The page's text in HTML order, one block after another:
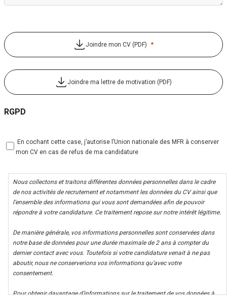
Joindre mon CV (PDF) *
Joindre ma lettre de motivation (PDF)
RGPD
 En cochant cette case, j’autorise l’Union nationale des MFR à conserver
mon CV en cas de refus de ma candidature
Nous collectons et traitons différentes données personnelles dans le cadre
de nos activités de recrutement et notamment les données du CV ainsi que
l’ensemble des informations qui vous sont demandées afin de pouvoir
répondre à votre candidature. Ce traitement repose sur notre intérêt légitime.
De manière générale, vos informations personnelles sont conservées dans
notre base de données pour une durée maximale de 2 ans à compter du
dernier contact avec vous. Toutefois si votre candidature venait à ne pas
aboutir, nous ne conserverions vos informations qu’avec votre
consentement.
Pour obtenir davantage d’informations sur le traitement de vos données à